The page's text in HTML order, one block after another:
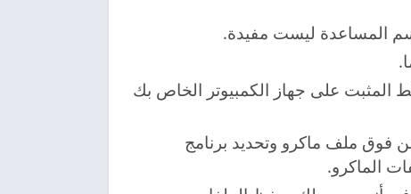
المساعدة ليست مفيدة.
المثبت على جهاز الكمبيوتر الخاص بك
فوق ملف ماكرو وتحديد برنامج